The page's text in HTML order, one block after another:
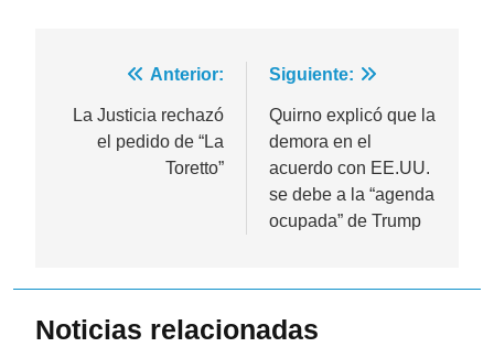
Navegación
de
entradas
Anterior:
La Justicia rechazó
el pedido de “La
Toretto”
Siguiente:
Quirno explicó que la
demora en el
acuerdo con EE.UU.
se debe a la “agenda
ocupada” de Trump
Noticias relacionadas